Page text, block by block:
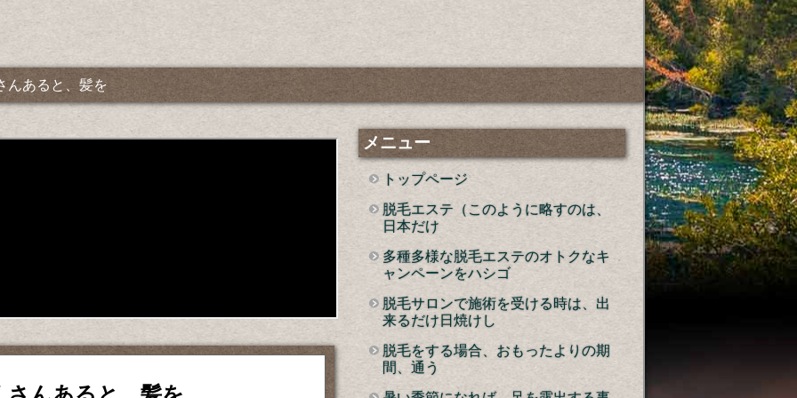
んあると、髪を
メニュー
トップページ
脱毛エステ（このように略すのは、
日本だけ
多種多様な脱毛エステのオトクなキ
ャンペーンをハシゴ
脱毛サロンで施術を受ける時は、出
来るだけ日焼けし
脱毛をする場合、おもったよりの期
間、通う